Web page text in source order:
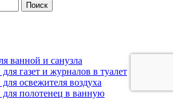
Поиск
ванной и санузла
газет и журналов в туалет
освежителя воздуха
для полотенец в ванную